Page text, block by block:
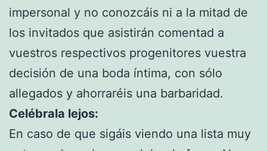
impersonal y no conozcáis ni a la mitad de
los invitados que asistirán comentad a
vuestros respectivos progenitores vuestra
decisión de una boda íntima, con sólo
allegados y ahorraréis una barbaridad.
Celébrala lejos:
En caso de que sigáis viendo una lista muy